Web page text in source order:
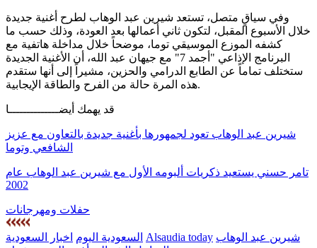
وفي سياقٍ متصل، تستعد شيرين عبد الوهاب لطرح أغنية جديدة
خلال الأسبوع المقبل، لتكون ثاني أعمالها بعد العودة، وذلك حسب ما
كشفه الموزع الموسيقي توما، موضحاً خلال مداخلة هاتفية مع
البرنامج الإذاعي "أجمد 7" مع جيهان عبد الله، أن الأغنية الجديدة
ستختلف تماماً عن الطابع الدرامي والحزين، مشيراً إلى أنها ستقدم
هذه المرة حالة من الفرح والطاقة الإيجابية.
قد يهمك أيضــــــــــــــا
شيرين عبد الوهاب تعود لجمهورها بأغنية جديدة بالتعاون مع عزيز
الشافعي وتوما
تامر حسني يستعيد ذكريات ألبومه الأول مع شيرين عبد الوهاب عام
2002
حفلات ومهرجانات
السعودية اليوم اخبار السعودية Alsaudia today شيرين عبد الوهاب